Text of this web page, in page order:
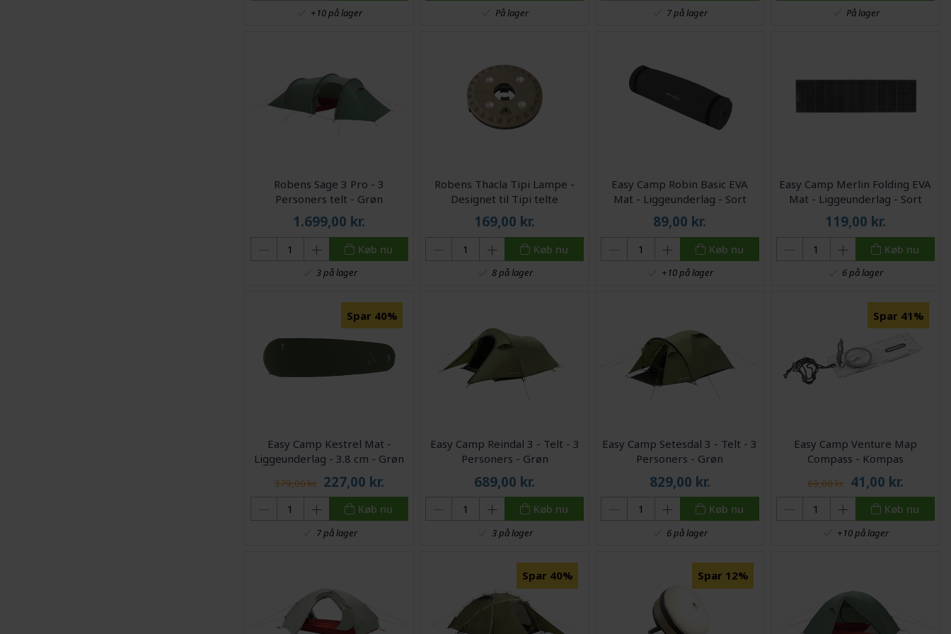
+10 på lager På lager 7 på lager På lager
Robens Sage 3 Pro - 3
Personers telt - Grøn
1.699,00 kr.
Køb nu
3 på lager
Robens Thacla Tipi Lampe -
Designet til Tipi telte
169,00 kr.
Køb nu
8 på lager
Easy Camp Robin Basic EVA
Mat - Liggeunderlag - Sort
89,00 kr.
Køb nu
+10 på lager
Easy Camp Merlin Folding EVA
Mat - Liggeunderlag - Sort
119,00 kr.
Køb nu
6 på lager
Spar 40%
Easy Camp Kestrel Mat -
Liggeunderlag - 3.8 cm - Grøn
379,00 kr. 227,00 kr.
Køb nu
7 på lager
Easy Camp Reindal 3 - Telt - 3
Personers - Grøn
689,00 kr.
Køb nu
3 på lager
Easy Camp Setesdal 3 - Telt - 3
Personers - Grøn
829,00 kr.
Køb nu
6 på lager
Spar 41%
Easy Camp Venture Map
Compass - Kompas
69,00 kr. 41,00 kr.
Køb nu
+10 på lager
Spar 40% Spar 12%